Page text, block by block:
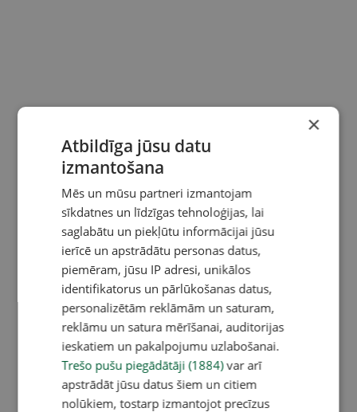
×
Atbildīga jūsu datu
izmantošana
Mēs un mūsu partneri izmantojam
sīkdatnes un līdzīgas tehnoloģijas, lai
saglabātu un piekļūtu informācijai jūsu
ierīcē un apstrādātu personas datus,
piemēram, jūsu IP adresi, unikālos
identifikatorus un pārlūkošanas datus,
personalizētām reklāmām un saturam,
reklāmu un satura mērīšanai, auditorijas
ieskatiem un pakalpojumu uzlabošanai.
Trešo pušu piegādātāji (1884)var arī
apstrādāt jūsu datus šiem un citiem
nolūkiem, tostarp izmantojot precīzus